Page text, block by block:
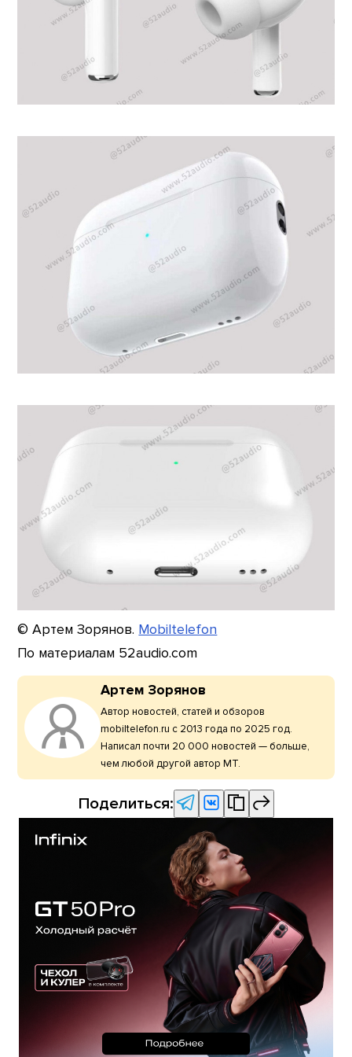
© Артем Зорянов. Mobiltelefon
По материалам 52audio.com
Артем Зорянов
Автор новостей, статей и обзоров
mobiltelefon.ru с 2013 года по 2025 год.
Написал почти 20 000 новостей — больше,
чем любой другой автор МТ.
Поделиться: